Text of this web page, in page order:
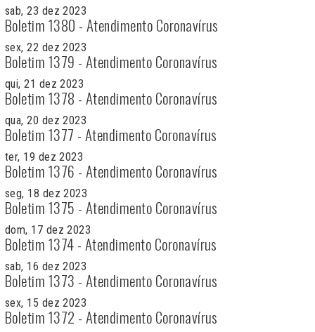
sab, 23 dez 2023
Boletim 1380 - Atendimento Coronavírus
sex, 22 dez 2023
Boletim 1379 - Atendimento Coronavírus
qui, 21 dez 2023
Boletim 1378 - Atendimento Coronavírus
qua, 20 dez 2023
Boletim 1377 - Atendimento Coronavírus
ter, 19 dez 2023
Boletim 1376 - Atendimento Coronavírus
seg, 18 dez 2023
Boletim 1375 - Atendimento Coronavírus
dom, 17 dez 2023
Boletim 1374 - Atendimento Coronavírus
sab, 16 dez 2023
Boletim 1373 - Atendimento Coronavírus
sex, 15 dez 2023
Boletim 1372 - Atendimento Coronavírus